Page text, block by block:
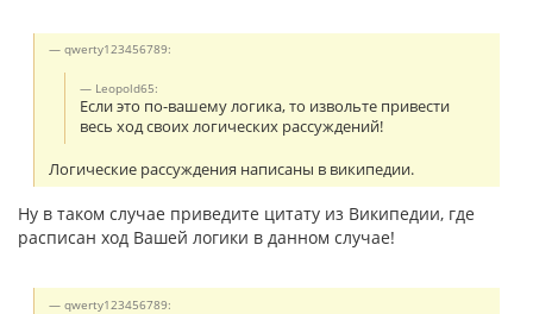
qwerty123456789:
Leopold65:
Если это по-вашему логика, то извольте привести
весь ход своих логических рассуждений!
Логические рассуждения написаны в википедии.
Ну в таком случае приведите цитату из Википедии, где
расписан ход Вашей логики в данном случае!
qwerty123456789: